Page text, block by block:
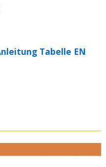
Tabelle EN